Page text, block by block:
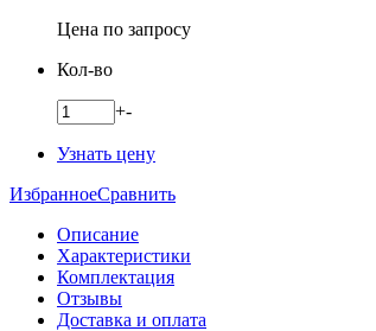
Цена по запросу
Кол-во
+-
Узнать цену
ИзбранноеСравнить
Описание
Характеристики
Комплектация
Отзывы
Доставка и оплата